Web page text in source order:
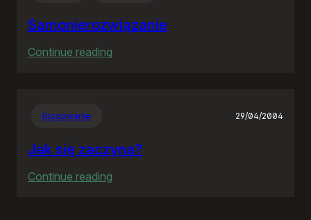
Samonierozwiązanie
Continue reading
Blogowanie 29/04/2004
Jak się zaczyna?
Continue reading